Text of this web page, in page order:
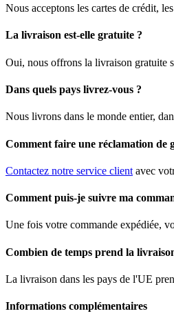
Nous acceptons les cartes de crédit,
La livraison est-elle gratuite ?
Oui, nous offrons la livraison gratuite
Dans quels pays livrez-vous ?
Nous livrons dans le monde entier,
Comment faire une réclamation de
Contactez notre service client avec
Comment puis-je suivre ma
Une fois votre commande expédiée,
Combien de temps prend la
La livraison dans les pays de l'UE
Informations complémentaires